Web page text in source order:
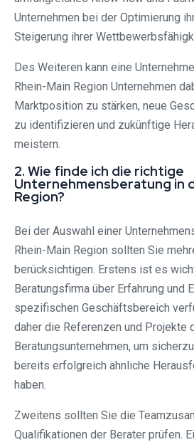
Unternehmen bei der Optimierung
Steigerung ihrer
Des Weiteren kann eine
Rhein-Main Region Unternehmen
Marktposition zu stärken, neue
zu identifizieren und zukünftige
meistern.
2. Wie finde ich die richtige
Unternehmensberatung in
Region?
Bei der Auswahl einer
Rhein-Main Region sollten Sie
berücksichtigen. Erstens ist es
Beratungsfirma über Erfahrung und
spezifischen Geschäftsbereich
daher die Referenzen und Projekte
Beratungsunternehmen, um
bereits erfolgreich ähnliche
haben.
Zweitens sollten Sie die
Qualifikationen der Berater prüfen.